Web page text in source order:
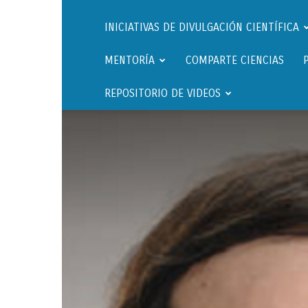
INICIATIVAS DE DIVULGACIÓN CIENTÍFICA
MENTORÍA COMPARTE CIENCIAS
REPOSITORIO DE VIDEOS